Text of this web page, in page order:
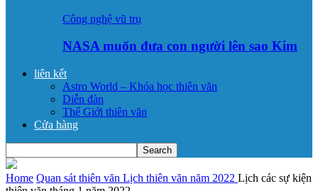
Công nghệ vũ trụ
NASA muốn đưa con người lên sao Kim
liên kết
Astro World – Khóa học thiên văn
Diễn đàn
Thế Giới thiên văn
Cửa hàng
Home Quan sát thiên văn Lịch thiên văn năm 2022 Lịch các sự kiện